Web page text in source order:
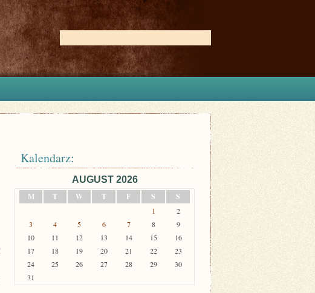
Kalendarz:
AUGUST 2026
M
T W T F S S
1
2
3
4 5 6 7 8
9
10
11 12 13 14 15
16
17
18 19 20 21 22
23
24
25 26 27 28 29
30
31